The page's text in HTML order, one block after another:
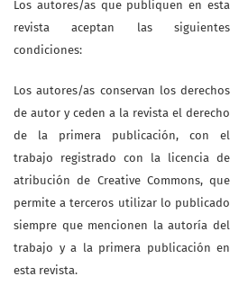
Los autores/as que publiquen en esta
revista aceptan las siguientes
condiciones:
Los autores/as conservan los derechos
de autor y ceden a la revista el derecho
de la primera publicación, con el
trabajo registrado con la licencia de
atribución de Creative Commons, que
permite a terceros utilizar lo publicado
siempre que mencionen la autoría del
trabajo y a la primera publicación en
esta revista.